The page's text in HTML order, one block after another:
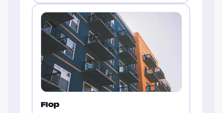
Flop